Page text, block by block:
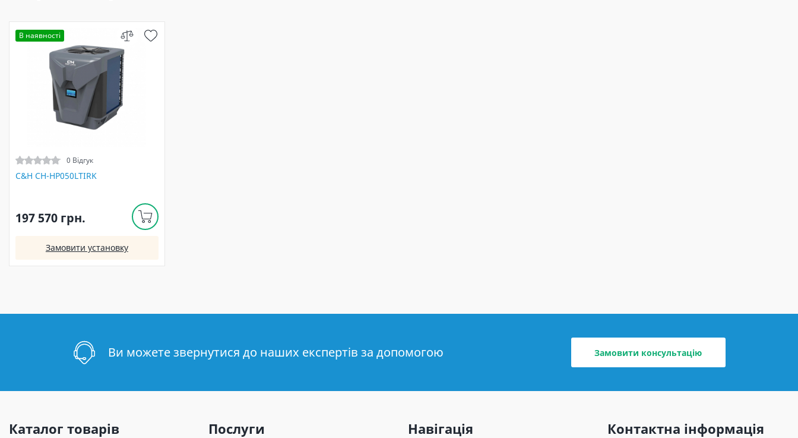
В наявності
0 Відгук
C&H CH-HP050LTIRK
197 570 грн.
Замовити установку
Ви можете звернутися до наших експертів за допомогою Замовити консультацію
Каталог товарів Послуги Навігація Контактна інформація